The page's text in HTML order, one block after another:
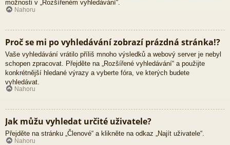
možnosti v „Rozšířeném vyhledávání“.
Nahoru
Proč se mi po vyhledávání zobrazí prázdná stránka!?
Vaše vyhledávání vrátilo příliš mnoho výsledků a webový server je nebyl
schopen zpracovat. Přejděte na „Rozšířené vyhledávání“ a použijte
konkrétnější hledané výrazy a vyberte fóra, ve kterých budete
vyhledávat.
Nahoru
Jak můžu vyhledat určité uživatele?
Přejděte na stránku „Členové“ a klikněte na odkaz „Najít uživatele“.
Nahoru